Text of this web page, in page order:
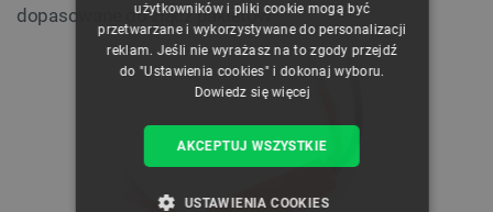
dopasowane do złącz pakietów.
użytkowników i pliki cookie mogą być
przetwarzane i wykorzystywane do personalizacji
reklam. Jeśli nie wyrażasz na to zgody przejdź
do "Ustawienia cookies" i dokonaj wyboru.
Dowiedz się więcej
AKCEPTUJ WSZYSTKIE
USTAWIENIA COOKIES